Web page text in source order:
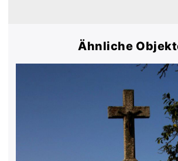
Ähnliche